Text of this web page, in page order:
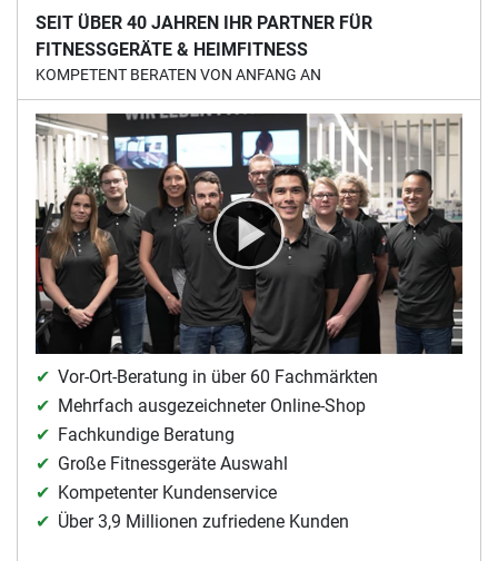
SEIT ÜBER 40 JAHREN IHR PARTNER FÜR
FITNESSGERÄTE & HEIMFITNESS
KOMPETENT BERATEN VON ANFANG AN
Vor-Ort-Beratung in über 60 Fachmärkten
Mehrfach ausgezeichneter Online-Shop
Fachkundige Beratung
Große Fitnessgeräte Auswahl
Kompetenter Kundenservice
Über 3,9 Millionen zufriedene Kunden